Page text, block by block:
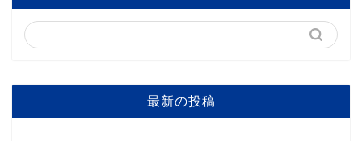
最新の投稿